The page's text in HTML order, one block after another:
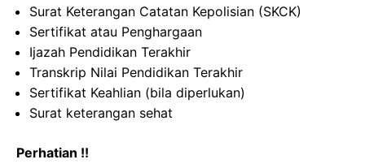
Surat Keterangan Catatan Kepolisian (SKCK)
Sertifikat atau Penghargaan
Ijazah Pendidikan Terakhir
Transkrip Nilai Pendidikan Terakhir
Sertifikat Keahlian (bila diperlukan)
Surat keterangan sehat
Perhatian !!